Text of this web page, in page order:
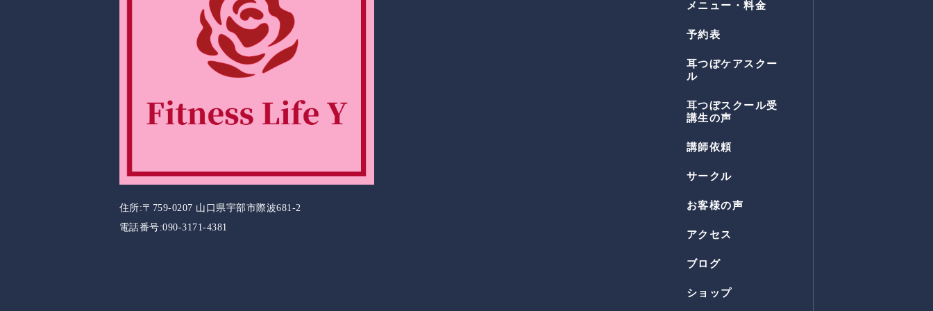
住所:〒759-0207 山口県宇部市際波681-2
電話番号:090-3171-4381
メニュー・料金
予約表
耳つぼケアスクー
ル
耳つぼスクール受
講生の声
講師依頼
サークル
お客様の声
アクセス
ブログ
ショップ